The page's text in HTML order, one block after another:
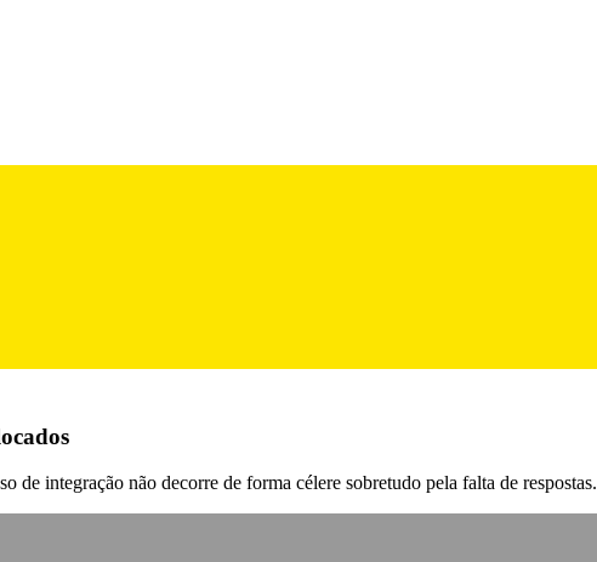
de integração não decorre de forma célere sobretudo pela falta de respostas.